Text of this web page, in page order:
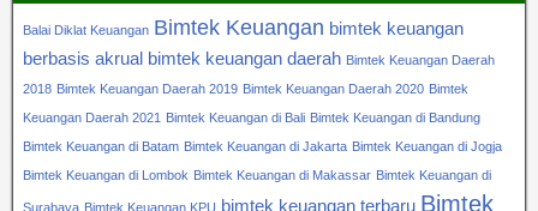
Balai Diklat Keuangan Bimtek Keuangan bimtek keuangan
berbasis akrual bimtek keuangan daerah Bimtek Keuangan Daerah
2018 Bimtek Keuangan Daerah 2019 Bimtek Keuangan Daerah 2020 Bimtek
Keuangan Daerah 2021 Bimtek Keuangan di Bali Bimtek Keuangan di Bandung
Bimtek Keuangan di Batam Bimtek Keuangan di Jakarta Bimtek Keuangan di Jogja
Bimtek Keuangan di Lombok Bimtek Keuangan di Makassar Bimtek Keuangan di
Surabaya Bimtek Keuangan KPU bimtek keuangan terbaru Bimtek